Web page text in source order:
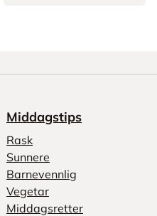
Middagstips
Rask
Sunnere
Barnevennlig
Vegetar
Middagsretter